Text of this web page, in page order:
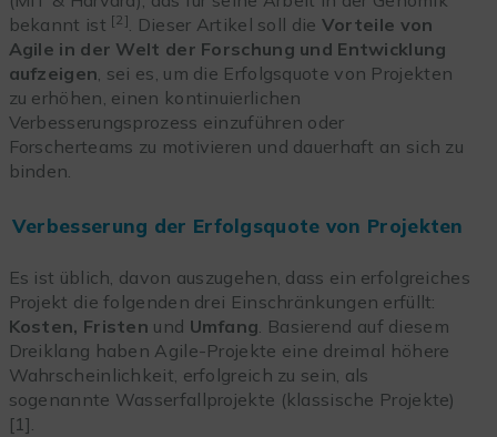
bekannt ist [2] . Dieser Artikel soll die Vorteile von
Agile in der Welt der Forschung und Entwicklung
aufzeigen , sei es, um die Erfolgsquote von Projekten
zu erhöhen, einen kontinuierlichen
Verbesserungsprozess einzuführen oder
Forscherteams zu motivieren und dauerhaft an sich zu
binden.
Verbesserung der Erfolgsquote von Projekten
Es ist üblich, davon auszugehen, dass ein erfolgreiches
Projekt die folgenden drei Einschränkungen erfüllt:
Kosten, Fristen und Umfang. Basierend auf diesem
Dreiklang haben Agile-Projekte eine dreimal höhere
Wahrscheinlichkeit, erfolgreich zu sein, als
sogenannte Wasserfallprojekte (klassische Projekte)
[1].